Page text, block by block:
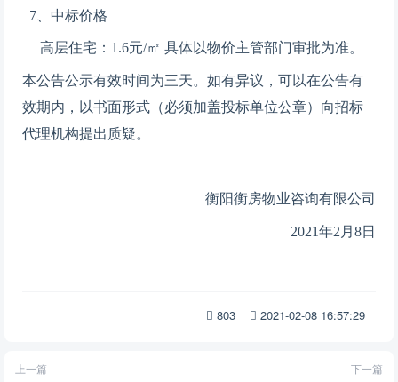
7、中标价格
高层住宅： 1.6元/㎡ 具体以物价主管部门审批为准。
本公告公示有效时间为三天。如有异议，可以在公告有
效期内，以书面形式（必须加盖投标单位公章）向招标
代理机构提出质疑。
衡阳衡房物业咨询有限公司
2021年2 月 8日
803 2021-02-08 16:57:29
上一篇 下一篇